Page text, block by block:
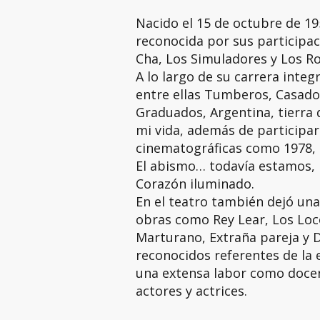
Nacido el 15 de octubre de
reconocida por sus
Cha, Los Simuladores y Los
A lo largo de su carrera
entre ellas Tumberos,
Graduados, Argentina, tierra
mi vida, además de
cinematográficas como
El abismo… todavía
Corazón iluminado.
En el teatro también dejó
obras como Rey Lear, Los
Marturano, Extraña pareja y
reconocidos referentes de la
una extensa labor como
actores y actrices.